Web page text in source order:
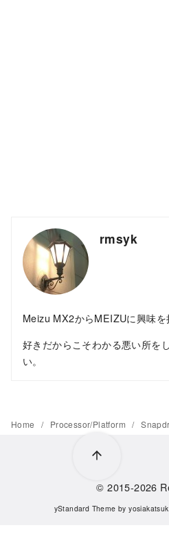
rmsyk
Meizu MX2からMEIZUに興味を
好きだからこそわかる悪い所を
い。
Home Processor/Platform
© 2015-2026
yStandard Theme by